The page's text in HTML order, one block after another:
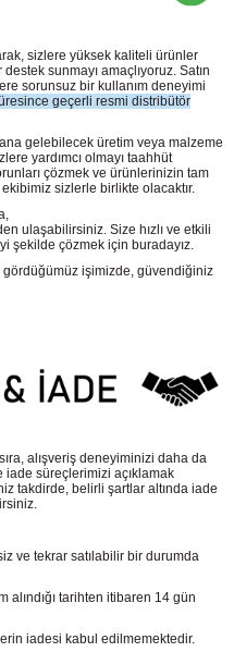
sizlere yüksek kaliteli ürünler
sunmayı amaçlıyoruz. Satın
sorunsuz bir kullanım deneyimi
geçerli resmi distribütör
gelebilecek üretim veya malzeme
yardımcı olmayı taahhüt
çözmek ve ürünlerinizin tam
sizlerle birlikte olacaktır.
ulaşabilirsiniz. Size hızlı ve etkili
şekilde çözmek için buradayız.
işimizde, güvendiğiniz
alışveriş deneyiminizi daha da
iade süreçlerimizi açıklamak
takdirde, belirli şartlar altında iade
ve tekrar satılabilir bir durumda
tarihten itibaren 14 gün
iadesi kabul edilmemektedir.